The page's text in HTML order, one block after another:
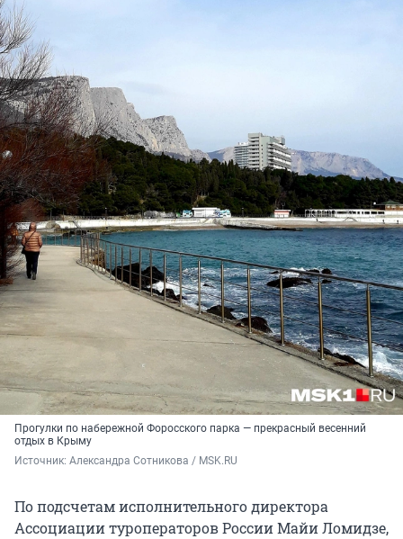
Прогулки по набережной Форосского парка — прекрасный весенний
отдых в Крыму
Источник: Александра Сотникова / MSK.RU
По подсчетам исполнительного директора
Ассоциации туроператоров России Майи Ломидзе,